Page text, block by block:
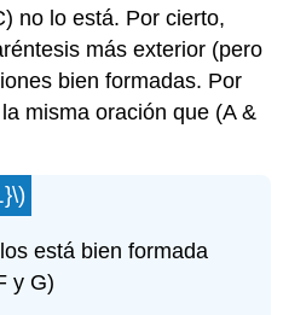
no lo está. Por cierto,
más exterior (pero
bien formadas. Por
misma oración que (A &
está bien formada
y G)